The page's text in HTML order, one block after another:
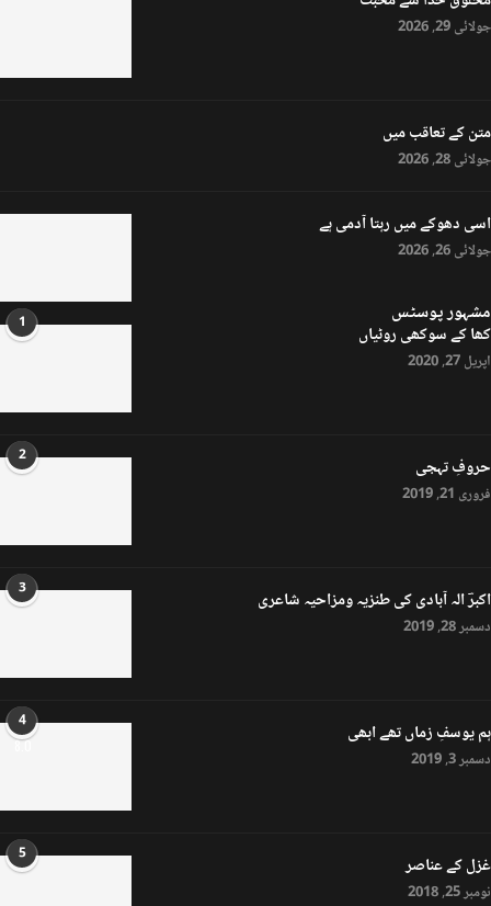
جولائی 29, 2026
متن کے تعاقب میں
جولائی 28, 2026
اسی دھوکے میں رہتا آدمی ہے
جولائی 26, 2026
مشہور پوسٹس 1 کھا کے سوکھی روٹیاں
اپریل 27, 2020
2 حروفِ تہجی
فروری 21, 2019
3 اکبرؔ الہ آبادی کی طنزیہ ومزاحیہ شاعری
دسمبر 28, 2019
4
8.0 ہم یوسفِ زماں تھے ابھی
دسمبر 3, 2019
5 غزل کے عناصر
نومبر 25, 2018